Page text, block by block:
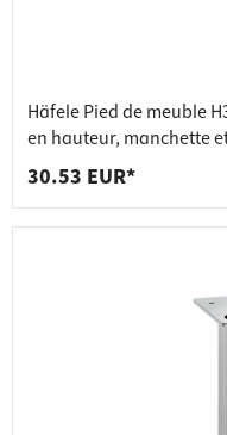
Häfele Pied de meuble
en hauteur, manchette
30.53 EUR*